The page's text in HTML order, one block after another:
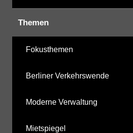
Themen
Fokusthemen
Berliner Verkehrswende
Moderne Verwaltung
Mietspiegel